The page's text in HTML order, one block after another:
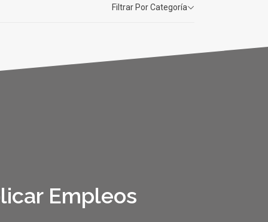
Filtrar Por Categoría
Empleos